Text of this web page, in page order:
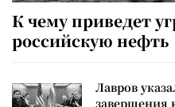
К чему приведет
российскую нефть
Лавров
завершения